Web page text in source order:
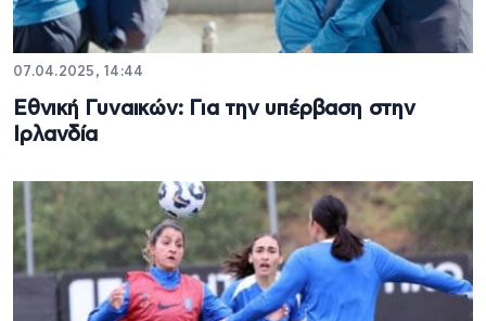
07.04.2025, 14:44
Εθνική Γυναικών: Για την υπέρβαση στην
Ιρλανδία